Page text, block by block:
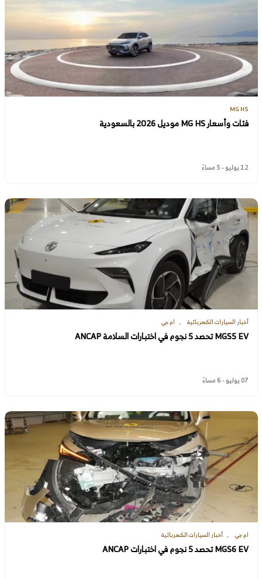
MG HS
فئات وأسعار MG HS موديل 2026 بالسعودية
12 يوليو - 5 مساءً
أخبار السيارات الكهربائية ام جي
MGS5 EV تحصد 5 نجوم في اختبارات السلامة ANCAP
07 يوليو - 6 مساءً
ام جي أخبار السيارات الكهربائية
MGS6 EV تحصد 5 نجوم في اختبارات ANCAP